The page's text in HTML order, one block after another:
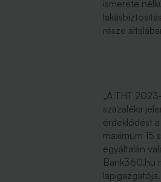
ismerete
része
„A THT
százaléka
érdeklődést
maximum 15
egyáltalán
Bank360.hu
lapigazgatója.